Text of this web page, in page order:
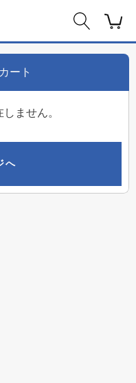
ート
ません。
へ